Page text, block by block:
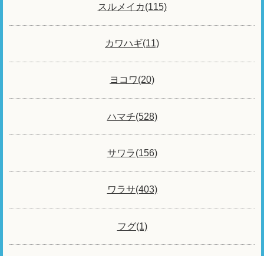
スルメイカ(115)
カワハギ(11)
ヨコワ(20)
ハマチ(528)
サワラ(156)
ワラサ(403)
フグ(1)